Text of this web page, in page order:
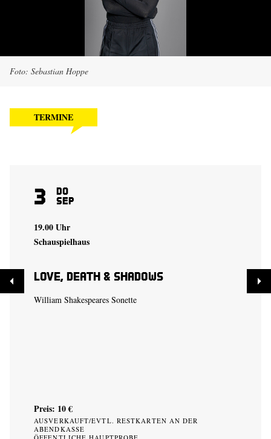
Foto: Sebastian Hoppe
TERMINE
3 Do
Sep
19.00 Uhr
Schauspielhaus
Love, Death & Shadows
William Shakespeares Sonette
Preis: 10 €
AUSVERKAUFT/EVTL. RESTKARTEN AN DER
ABENDKASSE